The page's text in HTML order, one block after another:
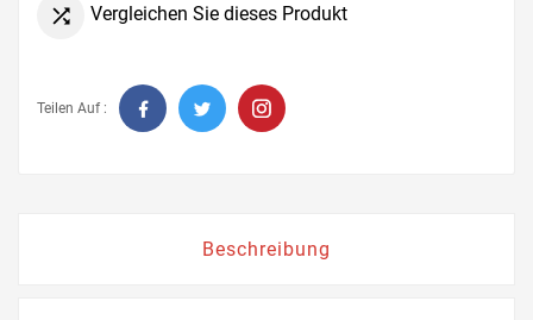
 Vergleichen Sie dieses Produkt
Teilen Auf :
Beschreibung